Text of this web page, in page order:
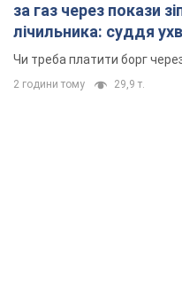
за газ через покази
лічильника: суддя
неочікуване рішення
Чи треба платити борг
2 години тому 29,9 т.